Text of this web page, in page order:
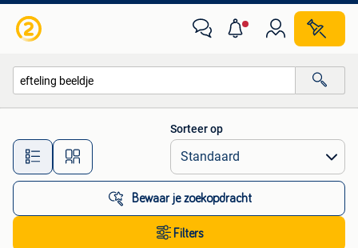
Alle afstanden…
Sorteer op
Bewaar je zoekopdracht
Filters